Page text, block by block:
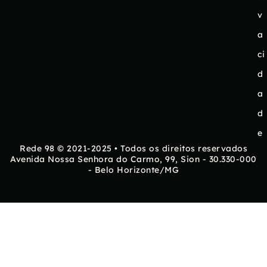
v
a
ci
d
a
d
e
Rede 98 © 2021-2025 • Todos os direitos reservados
Avenida Nossa Senhora do Carmo, 99, Sion - 30.330-000
- Belo Horizonte/MG